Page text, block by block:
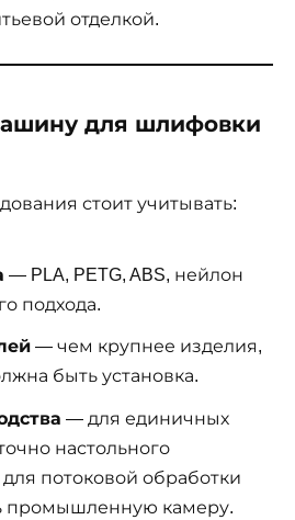
отделкой.
для шлифовки
стоит учитывать:
— PLA, PETG, ABS, нейлон
подхода.
— чем крупнее изделия,
быть установка.
— для единичных
настольного
потоковой обработки
промышленную камеру.